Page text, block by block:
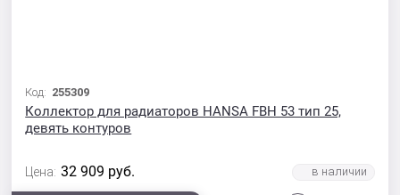
Код: 255309
Коллектор для радиаторов HANSA FBH 53 тип 25,
девять контуров
Цена: 32 909 руб.